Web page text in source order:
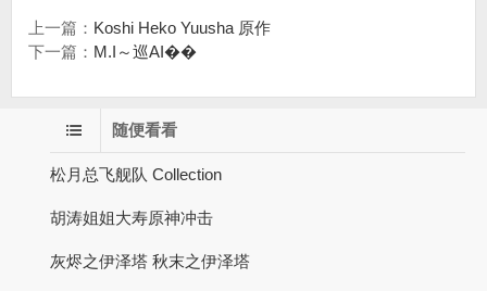
上一篇： Koshi Heko Yuusha 原作
下一篇： M.I～巡AI��
随便看看
松月总飞舰队 Collection
胡涛姐姐大寿原神冲击
灰烬之伊泽塔 秋末之伊泽塔